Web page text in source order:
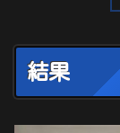
結果